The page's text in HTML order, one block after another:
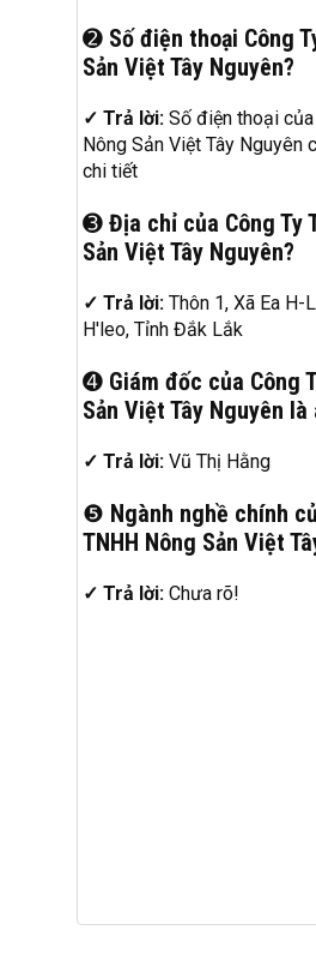
➋ Số điện thoại Công
Sản Việt Tây Nguyên?
✓ Trả lời: Số điện thoại
Nông Sản Việt Tây Nguyên
chi tiết
➌ Địa chỉ của Công Ty
Sản Việt Tây Nguyên?
✓ Trả lời: Thôn 1, Xã Ea H-
H'leo, Tỉnh Đắk Lắk
➍ Giám đốc của Công
Sản Việt Tây Nguyên là
✓ Trả lời: Vũ Thị Hằng
❺ Ngành nghề chính
TNHH Nông Sản Việt
✓ Trả lời: Chưa rõ!